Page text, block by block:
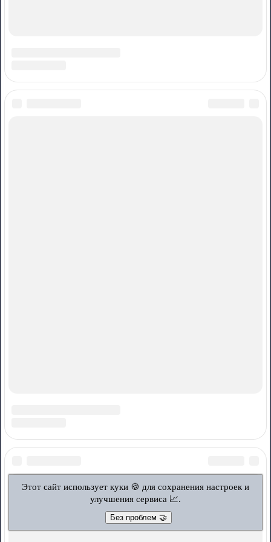
Этот сайт использует куки 🍪 для сохранения настроек и
улучшения сервиса 📈.
Без проблем 🤝